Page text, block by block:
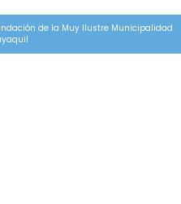
de la Muy Ilustre Municipalidad